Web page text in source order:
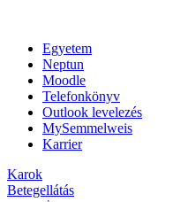
Egyetem
Neptun
Moodle
Telefonkönyv
Outlook levelezés
MySemmelweis
Karrier
Karok
Betegellátás